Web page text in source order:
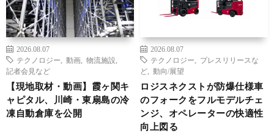
2026.08.07
テクノロジー
動画 物流施設
記者会見など
【現地取材・動画】霞ヶ関キ
ャピタル、川崎・東扇島の冷
凍自動倉庫を公開
2026.08.07
テクノロジー
プレスリリースな
ど
動向/展望
ロジスネクストが防爆仕様車
のフォークをフルモデルチェ
ンジ、オペレーターの快適性
向上図る